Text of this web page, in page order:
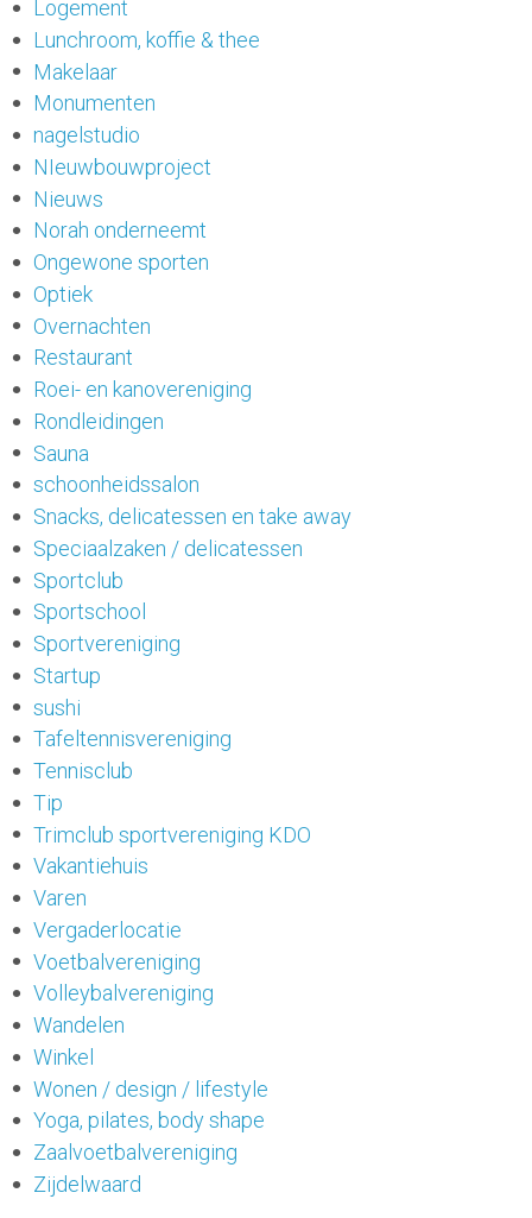
Logement
Lunchroom, koffie & thee
Makelaar
Monumenten
nagelstudio
NIeuwbouwproject
Nieuws
Norah onderneemt
Ongewone sporten
Optiek
Overnachten
Restaurant
Roei- en kanovereniging
Rondleidingen
Sauna
schoonheidssalon
Snacks, delicatessen en take away
Speciaalzaken / delicatessen
Sportclub
Sportschool
Sportvereniging
Startup
sushi
Tafeltennisvereniging
Tennisclub
Tip
Trimclub sportvereniging KDO
Vakantiehuis
Varen
Vergaderlocatie
Voetbalvereniging
Volleybalvereniging
Wandelen
Winkel
Wonen / design / lifestyle
Yoga, pilates, body shape
Zaalvoetbalvereniging
Zijdelwaard